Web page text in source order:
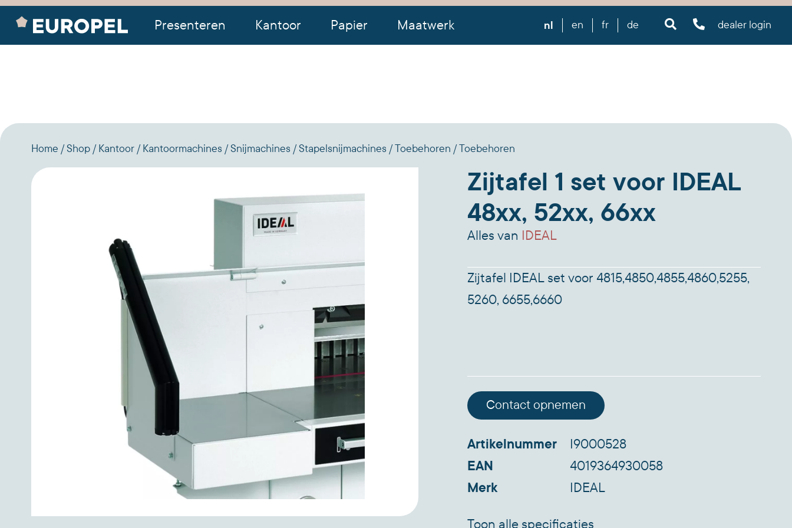
Presenteren Kantoor Papier Maatwerk nl en fr de dealer login
Home Shop Kantoor Kantoormachines Snijmachines Stapelsnijmachines Toebehoren Toebehoren
Zijtafel 1 set voor IDEAL
48xx, 52xx, 66xx
Alles van IDEAL
Zijtafel IDEAL set voor 4815,4850,4855,4860,5255,
5260, 6655,6660
Contact opnemen
Artikelnummer I9000528
EAN 4019364930058
Merk IDEAL
Toon alle specificaties